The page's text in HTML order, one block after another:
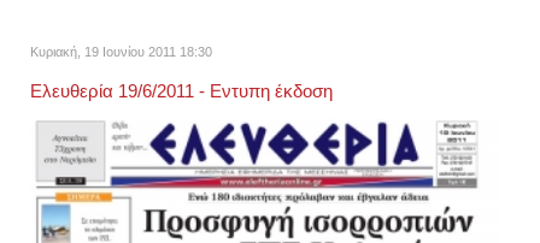
Κυριακή, 19 Ιουνίου 2011 18:30
Ελευθερία 19/6/2011 - Εντυπη έκδοση